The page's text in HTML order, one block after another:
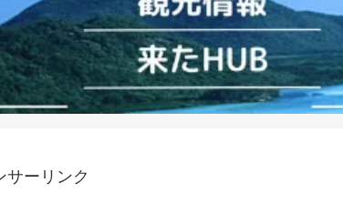
サーリンク